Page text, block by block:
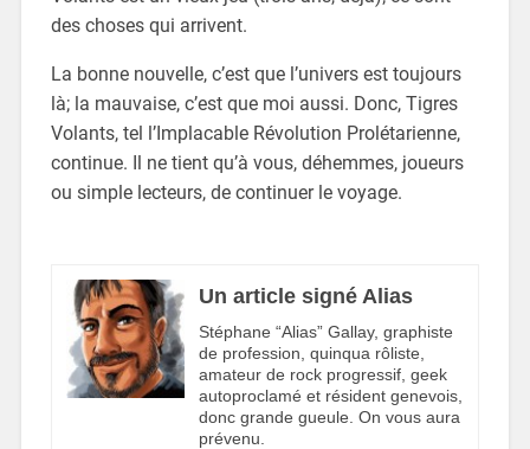
des choses qui arrivent.
La bonne nouvelle, c’est que l’univers est toujours
là; la mauvaise, c’est que moi aussi. Donc, Tigres
Volants, tel l’Implacable Révolution Prolétarienne,
continue. Il ne tient qu’à vous, déhemmes, joueurs
ou simple lecteurs, de continuer le voyage.
Un article signé Alias
Stéphane “Alias” Gallay, graphiste
de profession, quinqua rôliste,
amateur de rock progressif, geek
autoproclamé et résident genevois,
donc grande gueule. On vous aura
prévenu.